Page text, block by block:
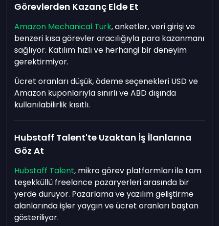
Görevlerden Kazanç Elde Et
Amazon Mechanical Turk, anketler, veri girişi ve
benzeri kısa görevler aracılığıyla para kazanmanı
sağlıyor. Katılım hızlı ve herhangi bir deneyim
gerektirmiyor.
Ücret oranları düşük, ödeme seçenekleri USD ve
Amazon kuponlarıyla sınırlı ve ABD dışında
kullanılabilirlik kısıtlı.
Hubstaff Talent'te Uzaktan İş İlanlarına
Göz At
Hubstaff Talent, mikro görev platformları ile tam
teşekküllü freelance pazaryerleri arasında bir
yerde duruyor. Pazarlama ve yazılım geliştirme
alanlarında işler yaygın ve ücret oranları baştan
gösteriliyor.